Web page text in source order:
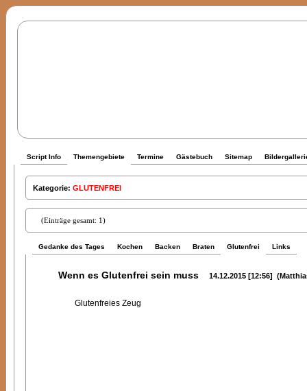
Script Info Themengebiete Termine Gästebuch Sitemap
Kategorie: GLUTENFREI
(Einträge gesamt: 1)
Gedanke des Tages Kochen Backen Braten Glutenfrei Links
Wenn es Glutenfrei sein muss 14.12.2015 [12:56]
Glutenfreies Zeug